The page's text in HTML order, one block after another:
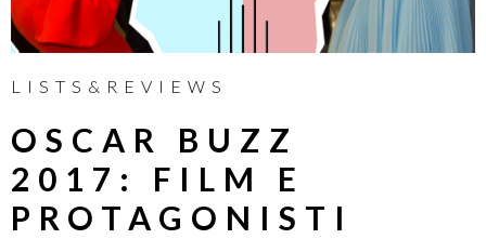
LISTS&REVIEWS
OSCAR BUZZ
2017: FILM E
PROTAGONISTI